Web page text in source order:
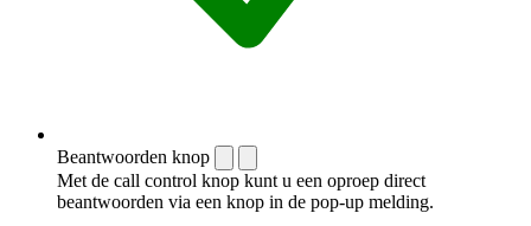
Beantwoorden knop
Met de call control knop kunt u een oproep direct
beantwoorden via een knop in de pop-up melding.